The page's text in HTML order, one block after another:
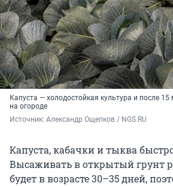
Капуста — холодостойкая культура и после
на огороде
Источник: Александр Ощепков / NGS.RU
Капуста, кабачки и тыква
Высаживать в открытый грунт
будет в возрасте 30–35 дней,